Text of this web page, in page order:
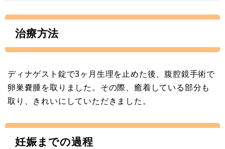
治療方法
ディナゲスト錠で3ヶ月生理を止めた後、腹腔鏡手術で
卵巣嚢腫を取りました。その際、癒着している部分も
取り、きれいにしていただきました。
妊娠までの過程